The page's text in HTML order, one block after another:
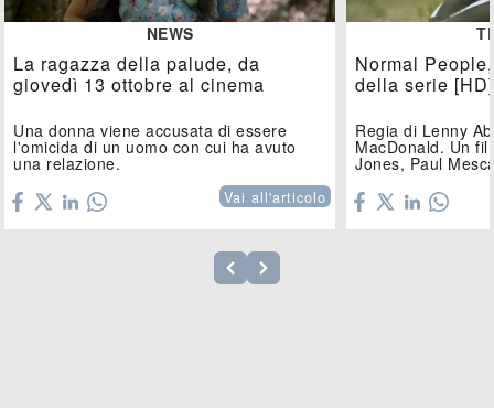
NEWS
La ragazza della palude, da
giovedì 13 ottobre al cinema
Una donna viene accusata di essere
l'omicida di un uomo con cui ha avuto
una relazione.
Vai all'articolo
Normal
della serie [HD]
Regia di Lenny
MacDonald. Un
Jones, Paul